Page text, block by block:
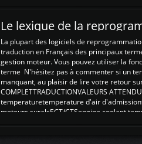
Le lexique de la
La plupart des logiciels de
traduction en Français des principaux
gestion moteur. Vous pouvez utiliser la
terme N'hésitez pas à commenter si un
manquant, au plaisir de lire votre retour
COMPLETTRADUCTIONVALEURS
temperaturetemperature d'air
moteurs suralsECT/CTSengine coolant